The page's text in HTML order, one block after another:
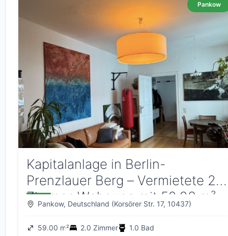
Pankow
Kapitalanlage in Berlin-
Prenzlauer Berg – Vermietete 2-
Zimmer-Wohnung mit 59,93 m²
Pankow, Deutschland (Korsörer Str. 17, 10437)
59.00 m² 2.0 Zimmer 1.0 Bad